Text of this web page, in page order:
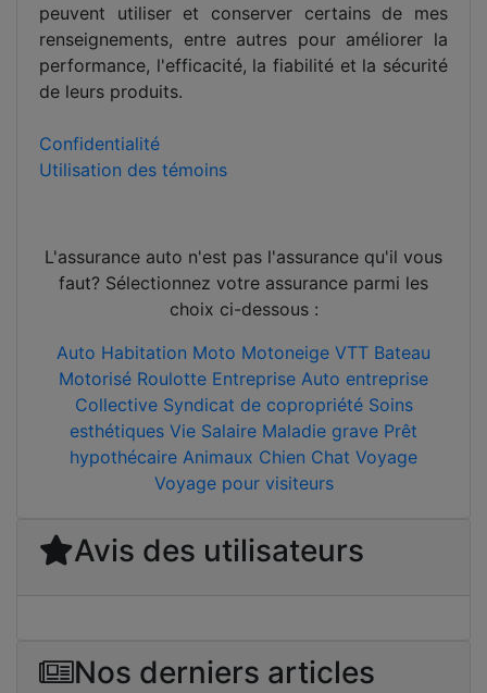
peuvent utiliser et conserver certains de mes
renseignements, entre autres pour améliorer la
performance, l'efficacité, la fiabilité et la sécurité
de leurs produits.
Confidentialité
Utilisation des témoins
L'assurance auto n'est pas l'assurance qu'il vous
faut? Sélectionnez votre assurance parmi les
choix ci-dessous :
Auto Habitation Moto Motoneige VTT Bateau
Motorisé Roulotte Entreprise Auto entreprise
Collective Syndicat de copropriété Soins
esthétiques Vie Salaire Maladie grave Prêt
hypothécaire Animaux Chien Chat Voyage
Voyage pour visiteurs
Avis des utilisateurs
Nos derniers articles